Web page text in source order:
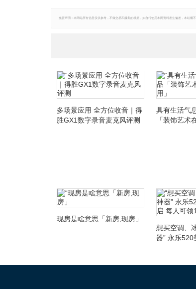
免责声明：本网站所有信息仅供参考，不做交易和服务的根据，如自行使用本网资料发生偏差，本站概
多场景应用 全方位收音｜得
胜GX1数字录音麦克风评测
具有生活气
「装饰艺术
现房是啥意思「新房,现房」
想买空调、
器” 永乐520